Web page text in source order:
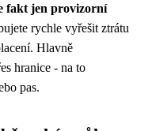
fakt jen provizorní
rychle vyřešit ztrátu
Hlavně
hranice - na to
pas.